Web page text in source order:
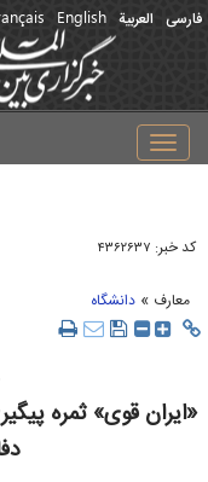
فارسی العربیة English
Toggle
navigation
کد خبر: ۴۳۶۲۶۳۷
معارف » دانشگاه
«ایران قوی» ثمره